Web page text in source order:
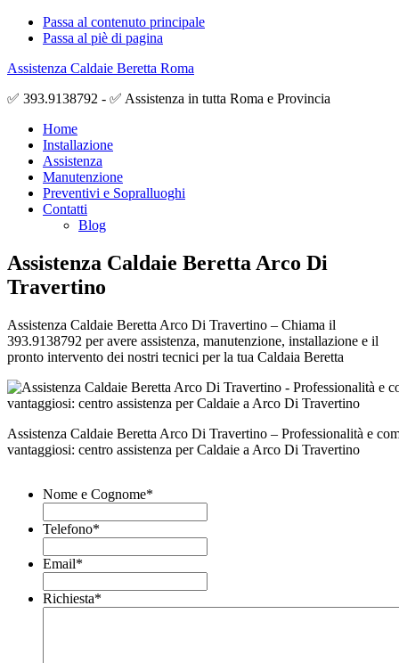
Passa al contenuto principale
Passa al piè di pagina
Assistenza Caldaie Beretta Roma
✅ 393.9138792 - ✅ Assistenza in tutta Roma e Provincia
Home
Installazione
Assistenza
Manutenzione
Preventivi e Sopralluoghi
Contatti
Blog
Assistenza Caldaie Beretta Arco Di
Travertino
Assistenza Caldaie Beretta Arco Di Travertino – Chiama il
393.9138792 per avere assistenza, manutenzione, installazione e il
pronto intervento dei nostri tecnici per la tua Caldaia Beretta
Assistenza Caldaie Beretta Arco Di Travertino – Professionalità e
vantaggiosi: centro assistenza per Caldaie a Arco Di Travertino
Nome e Cognome*
Telefono*
Email*
Richiesta*